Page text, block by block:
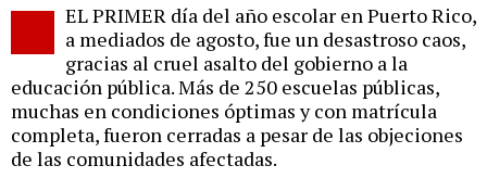
EL PRIMER día del año escolar en Puerto Rico,
a mediados de agosto, fue un desastroso caos,
gracias al cruel asalto del gobierno a la
educación pública. Más de 250 escuelas públicas,
muchas en condiciones óptimas y con matrícula
completa, fueron cerradas a pesar de las objeciones
de las comunidades afectadas.